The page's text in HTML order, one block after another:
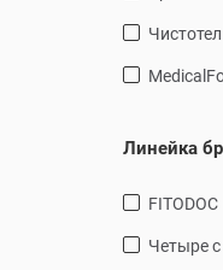
Чистотел
Линейка
FITODOC
Четыре